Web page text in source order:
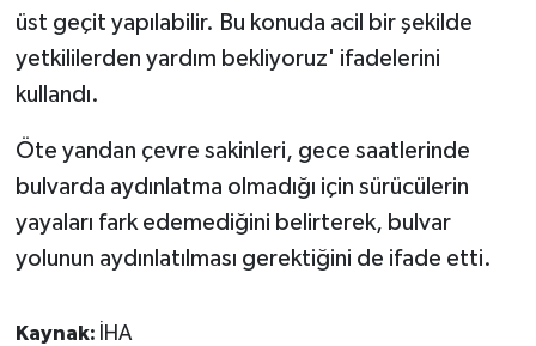
üst geçit yapılabilir. Bu konuda acil bir şekilde
yetkililerden yardım bekliyoruz' ifadelerini
kullandı.
Öte yandan çevre sakinleri, gece saatlerinde
bulvarda aydınlatma olmadığı için sürücülerin
yayaları fark edemediğini belirterek, bulvar
yolunun aydınlatılması gerektiğini de ifade etti.
Kaynak: İHA